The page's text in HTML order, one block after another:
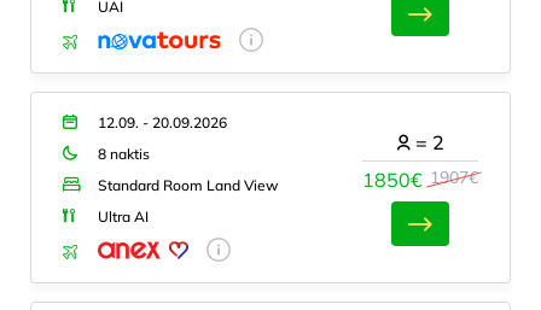
UAI
12.09. - 20.09.2026
8 naktis
Standard Room Land View
Ultra AI
1850€ 1907€
= 2